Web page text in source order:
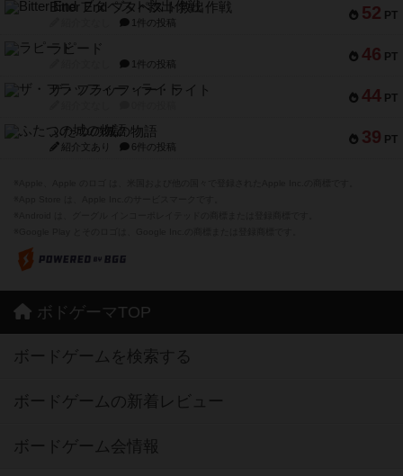
52 PT
Bitter End ブタペスト救出作戦
1件の投稿
46 PT
ラピード
1件の投稿
44 PT
ザ・フラッフィー・ライト
39 PT
ふたつの城の物語
紹介文あり 6件の投稿
ボドゲーマTOP
ボードゲームを検索する
ボードゲームの新着レビュー
ボードゲーム会情報